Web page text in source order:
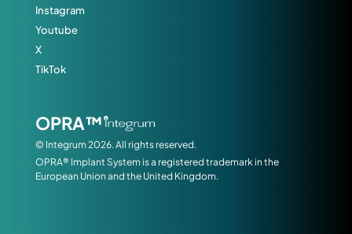
Instagram
Youtube
X
TikTok
OPRA™
© Integrum 2026. All rights reserved.
OPRA® Implant System is a registered trademark in the
European Union and the United Kingdom.